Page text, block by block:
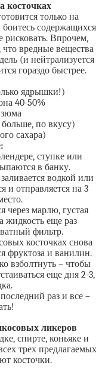
косточках
только на
боитесь содержащихся
Впрочем,
вредные вещества
(и нейтрализуется
гораздо быстрее.
ядрышки!)
40-50%
по вкусу)
сахара)
ступке или
в банку.
водкой или
и отправляется на 3
через марлю, густая
жидкость еще раз
фильтр.
косточках снова
фруктоза и ванилин.
взболтнуть – чтобы
еще дня 2-3,
раз и все –
ликеров
спирте, коньяке и
трех предлагаемых
косточки.